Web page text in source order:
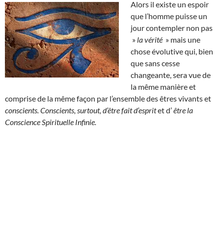
Alors il existe un espoir
que l’homme puisse un
jour contempler non pas
» la vérité » mais une
chose évolutive qui, bien
que sans cesse
changeante, sera vue de
la même manière et
comprise de la même façon par l’ensemble des êtres vivants et
conscients. Conscients, surtout, d’être fait d’espritet d’être la
Conscience Spirituelle Infinie.